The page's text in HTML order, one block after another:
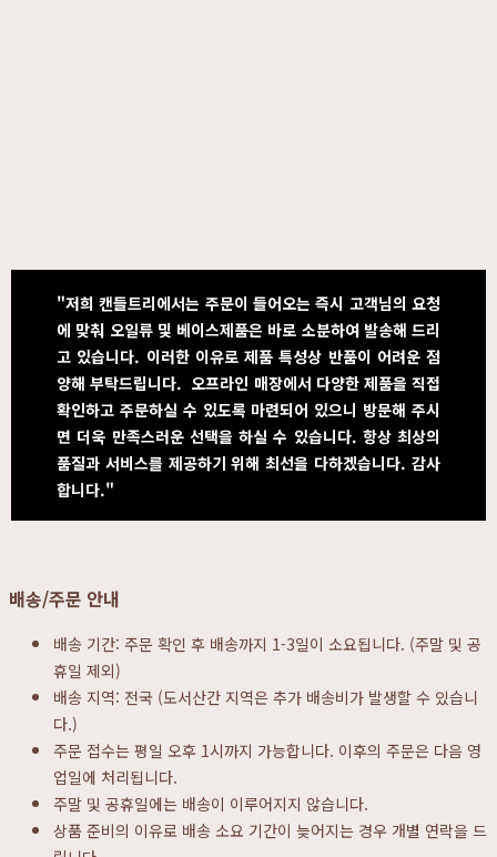
"저희 캔들트리에서는 주문이 들어오는 즉시 고객님의 요청
에 맞춰 오일류 및 베이스제품은 바로 소분하여 발송해 드리
고 있습니다. 이러한 이유로 제품 특성상 반품이 어려운 점
양해 부탁드립니다. 오프라인 매장에서 다양한 제품을 직접
확인하고 주문하실 수 있도록 마련되어 있으니 방문해 주시
면 더욱 만족스러운 선택을 하실 수 있습니다. 항상 최상의
품질과 서비스를 제공하기 위해 최선을 다하겠습니다. 감사
합니다."
배송/주문 안내
배송 기간: 주문 확인 후 배송까지 1-3일이 소요됩니다. (주말 및 공
휴일 제외)
배송 지역: 전국 (도서산간 지역은 추가 배송비가 발생할 수 있습니
다.)
주문 접수는 평일 오후 1시까지 가능합니다. 이후의 주문은 다음 영
업일에 처리됩니다.
주말 및 공휴일에는 배송이 이루어지지 않습니다.
상품 준비의 이유로 배송 소요 기간이 늦어지는 경우 개별 연락을 드